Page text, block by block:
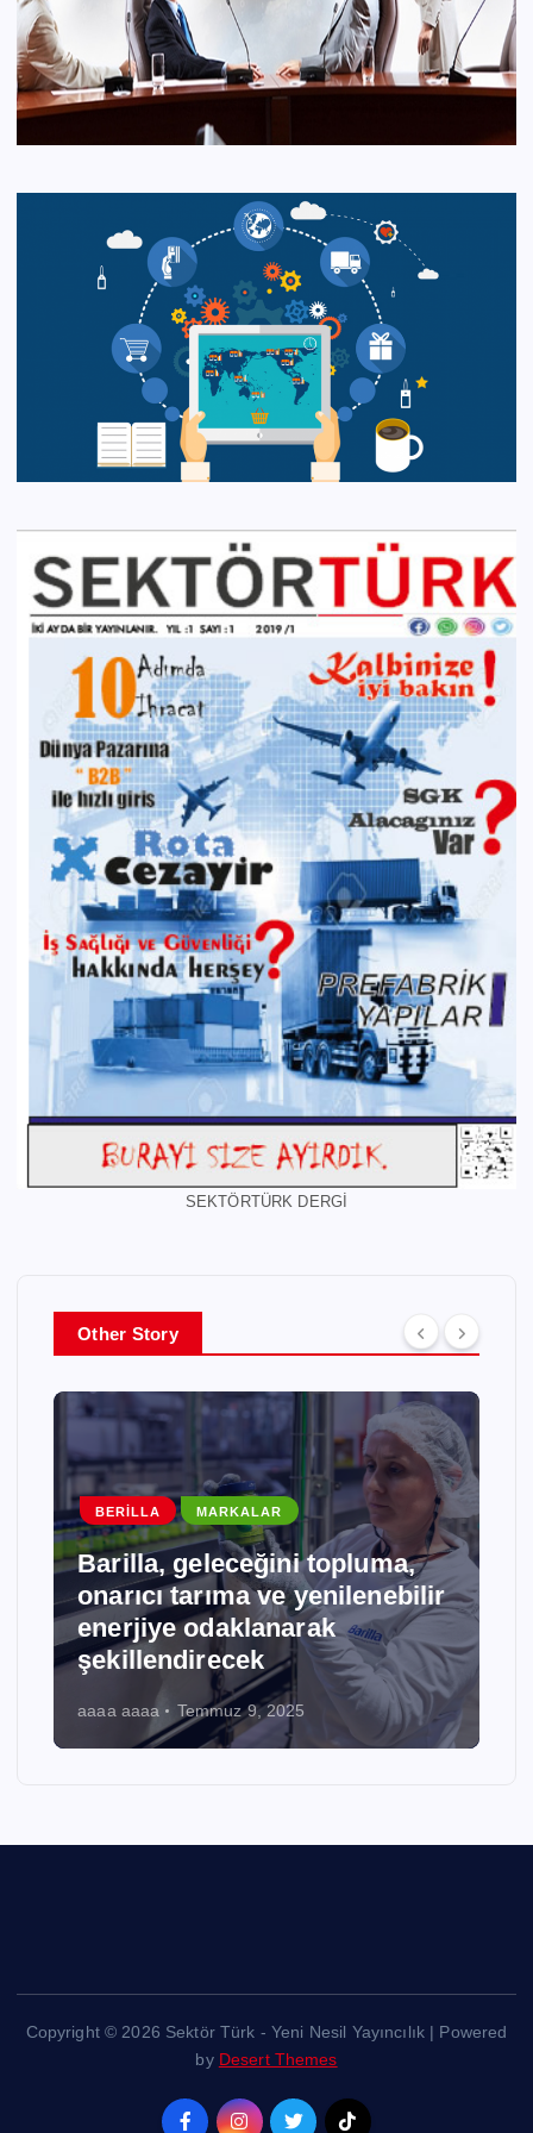
SEKTÖRTÜRK DERGİ
Other Story
BORUSAN MARKALAR
Borusan Cat, Tecloman ile
Enerji Depolama Alanında
Stratejik İş Birliğine İmza Attı
aaaa aaaa Temmuz 9, 2025
Copyright © 2026 Sektör Türk - Yeni Nesil Yayıncılık | Powered
by Desert Themes